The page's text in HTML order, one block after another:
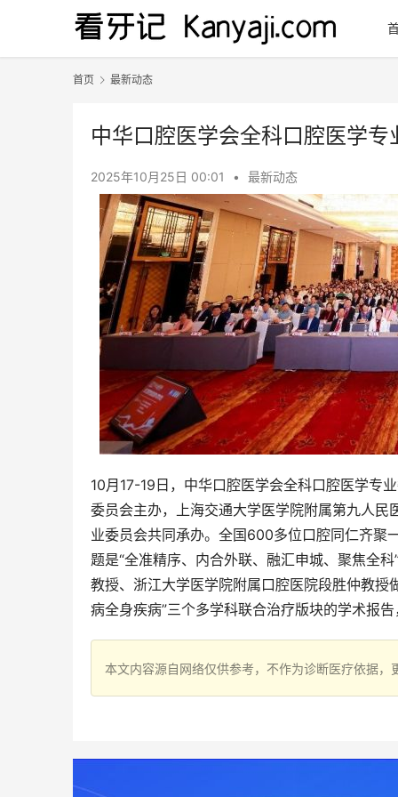
首页 最新动态
中华口腔医学会全科口腔医学
2025年10月25日 00:01 • 最新动态
10月17-19日，中华口腔医学会全科口腔医学专
委员会主办，上海交通大学医学院附属第九人
业委员会共同承办。全国600多位口腔同仁齐聚
题是“全准精序、内合外联、融汇申城、聚焦全
教授、浙江大学医学院附属口腔医院段胜仲教授
病全身疾病”三个多学科联合治疗版块的学术报
本文内容源自网络仅供参考，不作为诊断医疗依据